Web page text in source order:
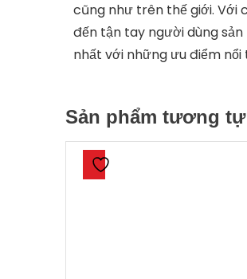
cũng như trên thế giới. Với
đến tận tay người dùng
nhất với những ưu điểm nổi
Sản phẩm tương tự